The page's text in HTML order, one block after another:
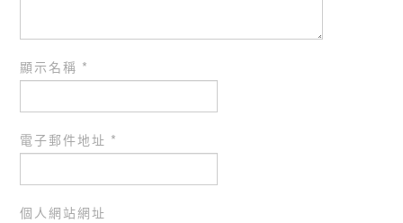
顯示名稱 *
電子郵件地址 *
個人網站網址